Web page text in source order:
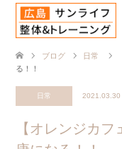
ブログ 日常
る！！
日常 2021.03.30
【オレンジカ